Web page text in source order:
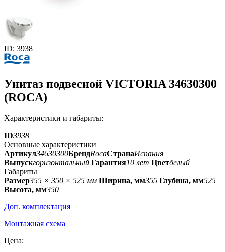
ID: 3938
Унитаз подвесной VICTORIA 34630300
(ROCA)
Характеристики и габариты:
ID3938
Основные характеристики
Артикул34630300БрендRocaСтранаИспания
Выпускгоризонтальный Гарантия10 лет Цветбелый
Габариты
Размер355 × 350 × 525 мм Ширина, мм355 Глубина, мм525
Высота, мм350
Доп. комплектация
Монтажная схема
Цена: